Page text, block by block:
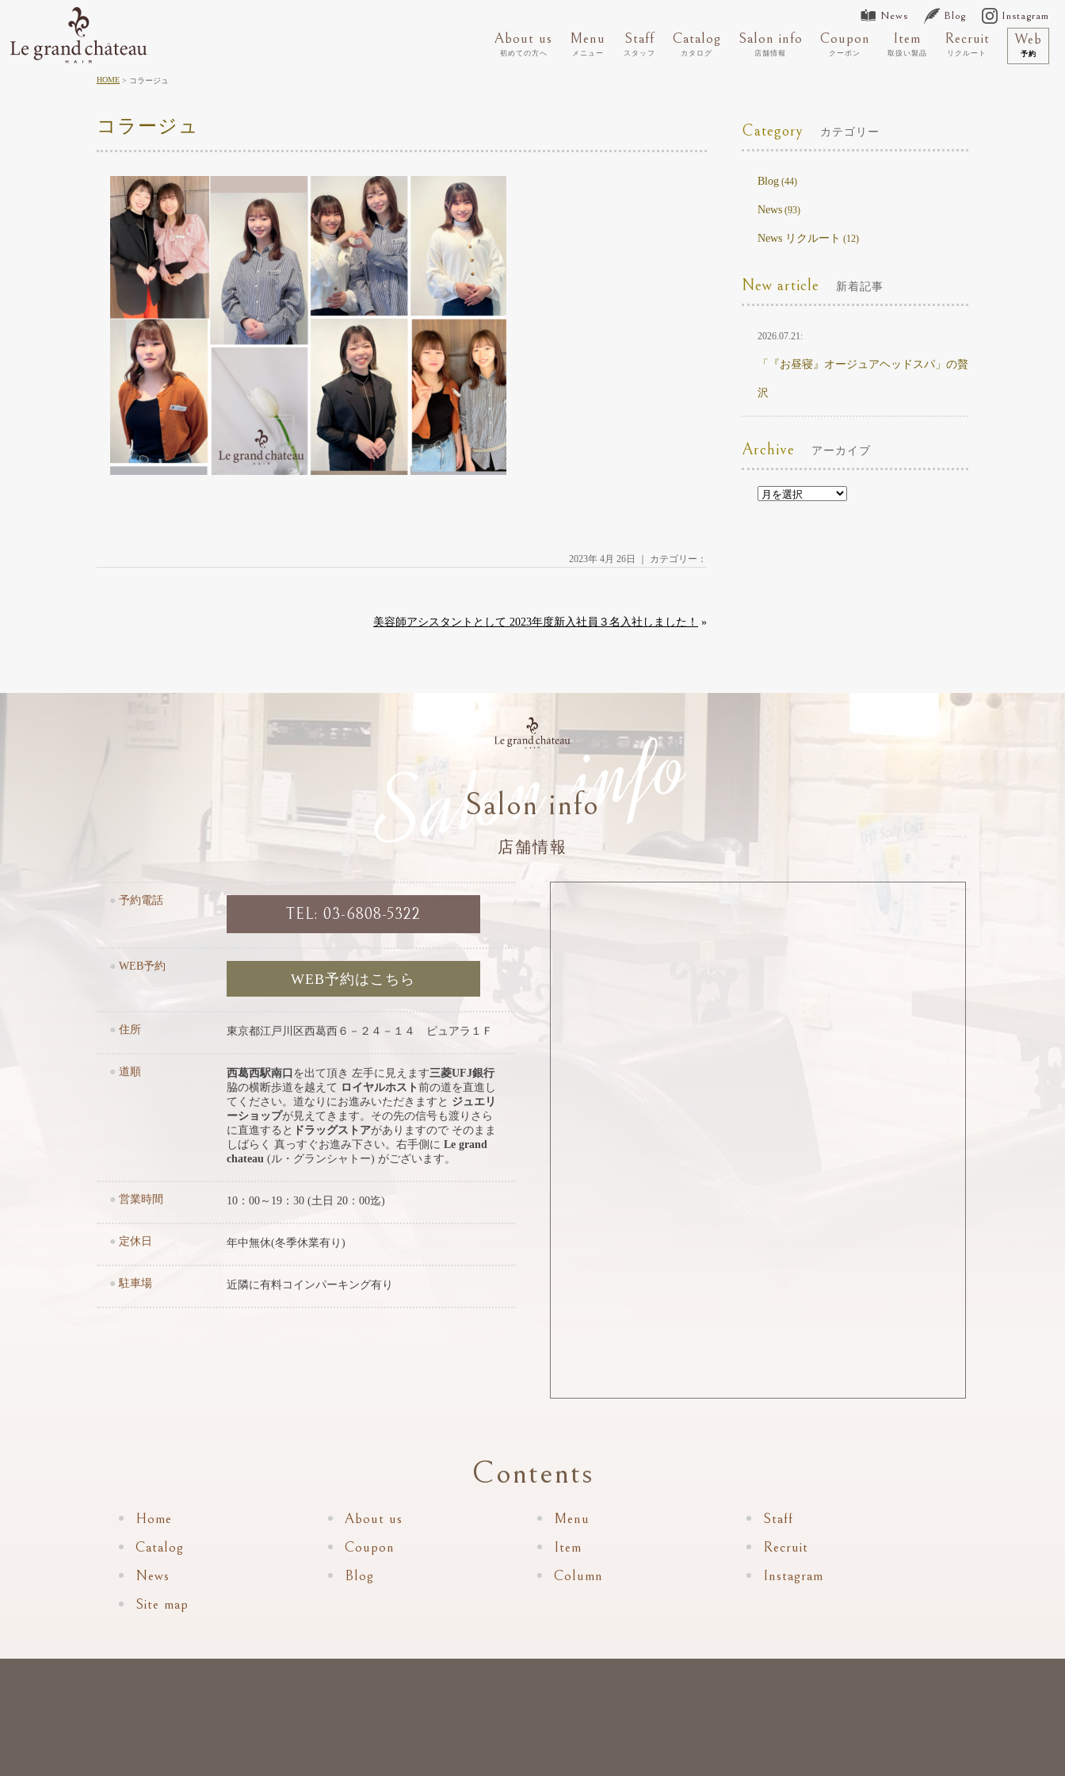
News Blog Instagram
About us
初めての方へ
Menu
メニュー
Staff
スタッフ
Catalog
カタログ
Salon info
店舗情報
Coupon
クーポン
Item
取扱い製品
Recruit
リクルート
Web
予約
HOME コラージュ
コラージュ
2023年 4月 26日 ｜ カテゴリー：
美容師アシスタントとして 2023年度新入社員３名入社しました！ »
Category カテゴリー
Blog (44)
News (93)
News リクルート (12)
New article 新着記事
2026.07.21:
「『お昼寝』オージュアヘッドスパ」の贅
沢
Archive アーカイブ
Salon info
Salon info
店舗情報
● 予約電話
TEL: 03-6808-5322
● WEB予約
WEB予約はこちら
● 住所 東京都江戸川区西葛西６－２４－１４ ピュアラ１Ｆ
● 道順 西葛西駅南口 を出て頂き 左手に見えます三菱UFJ銀行
脇の横断歩道を越えて ロイヤルホスト 前の道を直進し
てください。道なりにお進みいただきますと ジュエリ
ーショップが見えてきます。その先の信号も渡りさら
に直進すると ドラッグストアがありますので そのまま
しばらく 真っすぐお進み下さい。右手側に Le grand
chateau (ル・グランシャトー) がございます。
● 営業時間 10：00～19：30 (土日 20：00迄)
● 定休日 年中無休(冬季休業有り)
● 駐車場 近隣に有料コインパーキング有り
Contents
Home About us Menu
Staff
Catalog
Coupon Item
Recruit
News
Blog Column
Instagram
Site map